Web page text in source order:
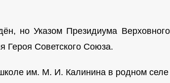
но Указом Президиума
Героя Советского Союза.
им. М. И. Калинина в родном